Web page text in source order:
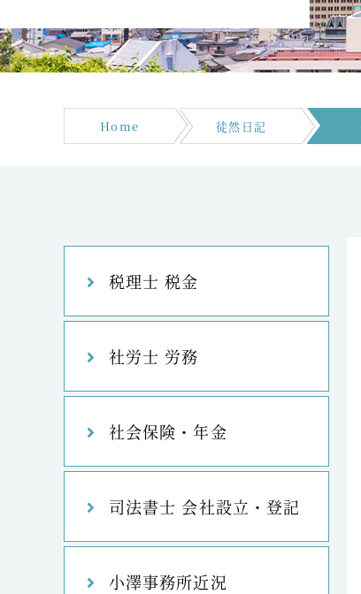
Home 徒然日記
税理士 税金
社労士 労務
社会保険・年金
司法書士 会社設立・登記
小澤事務所近況